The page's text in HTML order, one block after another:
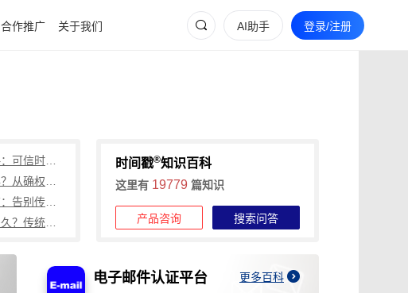
合作推广 关于我们 AI助手 登录/注册
时间戳®知识百科
这里有 19779 篇知识
产品咨询 搜索问答
电子邮件认证平台 更多百科